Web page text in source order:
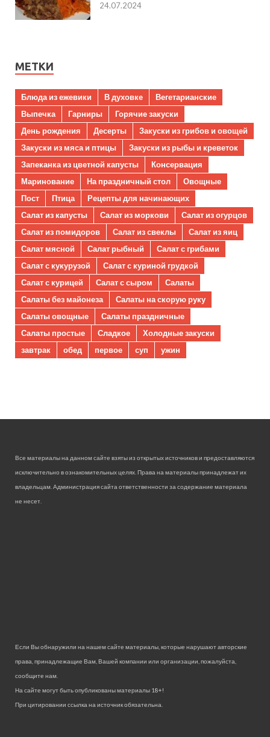
24.07.2024
МЕТКИ
Блюда из ежевики В духовке
Вегетарианские
Выпечка
Гарниры
Горячие закуски
День рождения
Десерты
Закуски из грибов и овощей
Закуски из мяса и птицы
Закуски из рыбы и креветок
Запеканка из цветной капусты
Консервация
Маринование
На праздничный стол
Овощные
Пост
Птица
Рецепты для начинающих
Салат из капусты
Салат из моркови
Салат из огурцов
Салат из помидоров
Салат из свеклы
Салат из яиц
Салат мясной
Салат рыбный
Салат с грибами
Салат с кукурузой
Салат с куриной грудкой
Салат с курицей
Салат с сыром
Салаты
Салаты без майонеза
Салаты на скорую руку
Салаты овощные
Салаты праздничные
Салаты простые
Сладкое
Холодные закуски
завтрак
обед первое суп ужин
Все материалы на данном сайте взяты из открытых источников и предоставляются
исключительно в ознакомительных целях. Права на материалы принадлежат их
владельцам. Администрация сайта ответственности за содержание материала
не несет.
Если Вы обнаружили на нашем сайте материалы, которые нарушают авторские
права, принадлежащие Вам, Вашей компании или организации, пожалуйста,
сообщите нам.
На сайте могут быть опубликованы материалы 18+!
При цитировании ссылка на источник обязательна.